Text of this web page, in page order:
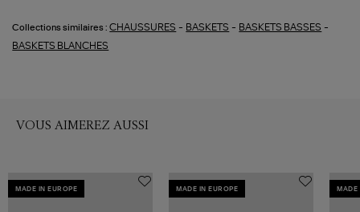
Collections similaires : CHAUSSURES - BASKETS - BASKETS BASSES -
BASKETS BLANCHES
VOUS AIMEREZ AUSSI
MADE IN EUROPE MADE IN EUROPE MADE